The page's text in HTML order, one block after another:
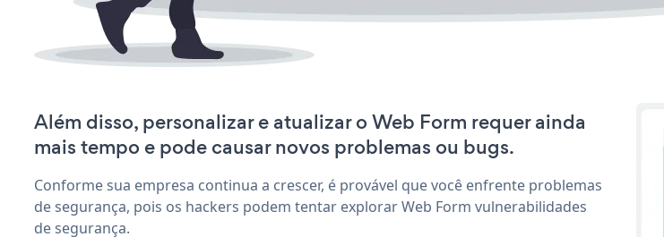
Além disso, personalizar e atualizar o Web Form requer ainda
mais tempo e pode causar novos problemas ou bugs.
Conforme sua empresa continua a crescer, é provável que você enfrente problemas
de segurança, pois os hackers podem tentar explorar Web Form vulnerabilidades
de segurança.